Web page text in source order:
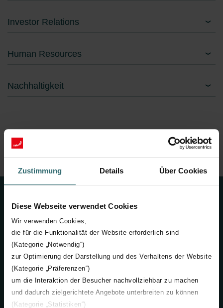
Zustimmung Details Über Cookies
Diese Webseite verwendet Cookies
Wir verwenden Cookies,
die für die Funktionalität der Website erforderlich sind
(Kategorie „Notwendig“)
zur Optimierung der Darstellung und des Verhaltens der Website
(Kategorie „Präferenzen“)
um die Interaktion der Besucher nachvollziehbar zu machen
und dadurch zielgerichtete Angebote unterbreiten zu können
(Kategorie „Statistiken“)
Investor Relations
Human Resources
Nachhaltigkeit
Zehnder Group
+41 (0) 62 855 15 00
info@zehndergroup.com
Kontaktieren Sie uns
Zehnder Group AG
Moortalstrasse 1